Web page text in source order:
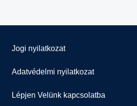
Jogi nyilatkozat
Adatvédelmi nyilatkozat
Lépjen Velünk kapcsolatba